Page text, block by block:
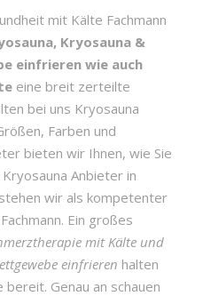
mit Kälte Fachmann
Kryosauna &
einfrieren wie auch
eine breit zerteilte
bei uns Kryosauna
Farben und
bieten wir Ihnen, wie Sie
Anbieter in
wir als kompetenter
Ein großes
mit Kälte und
einfrieren halten
Genau an schauen